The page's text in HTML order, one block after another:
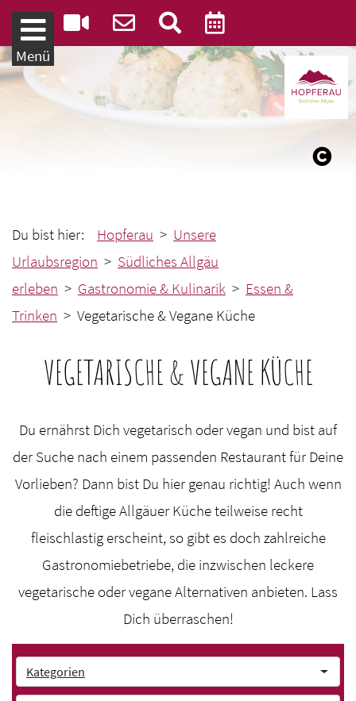
Weiter zum Inhalt
Menü
Du bist hier: Hopferau > Unsere
Urlaubsregion > Südliches Allgäu
erleben > Gastronomie & Kulinarik > Essen &
Trinken > Vegetarische & Vegane Küche
VEGETARISCHE & VEGANE KÜCHE
Du ernährst Dich vegetarisch oder vegan und bist auf
der Suche nach einem passenden Restaurant für Deine
Vorlieben? Dann bist Du hier genau richtig! Auch wenn
die deftige Allgäuer Küche teilweise recht
fleischlastig erscheint, so gibt es doch zahlreiche
Gastronomiebetriebe, die inzwischen leckere
vegetarische oder vegane Alternativen anbieten. Lass
Dich überraschen!
Kategorien